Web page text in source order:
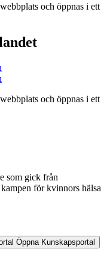
och öppnas i ett
och öppnas i ett
som gick från
för kvinnors hälsa
Öppna Kunskapsportal